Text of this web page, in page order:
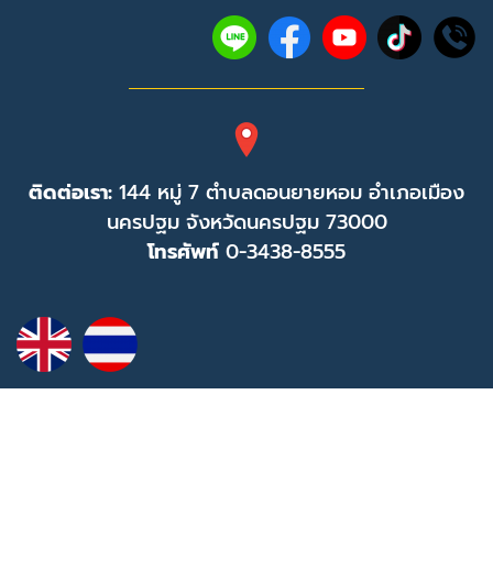
ติดต่อเรา: 144 หมู่ 7 ตำบลดอนยายหอม อำเภอเมือง
นครปฐม จังหวัดนครปฐม 73000
โทรศัพท์ 0-3438-8555